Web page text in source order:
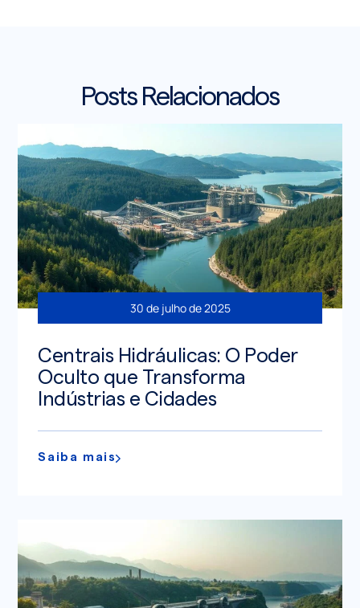
Posts Relacionados
30 de julho de 2025
Centrais Hidráulicas: O Poder
Oculto que Transforma
Indústrias e Cidades
Saiba mais